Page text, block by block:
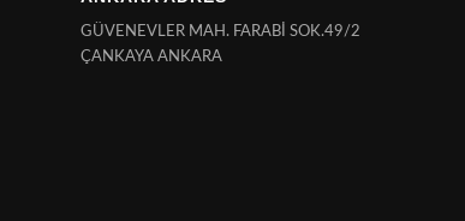
GÜVENEVLER MAH. FARABİ SOK.49/2
ÇANKAYA ANKARA